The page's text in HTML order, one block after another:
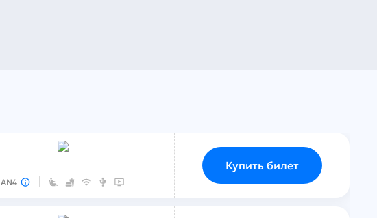
AN4
Купить билет